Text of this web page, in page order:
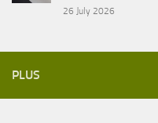
26 July 2026
PLUS